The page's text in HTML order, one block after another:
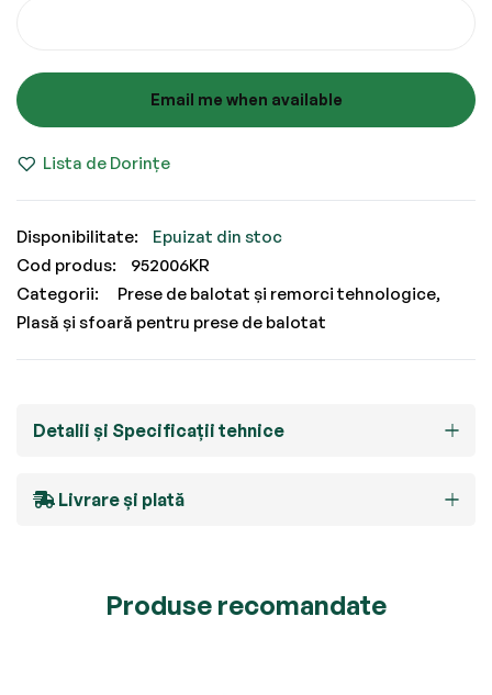
Email me when available
Lista de Dorințe
Epuizat din stoc
Cod produs
952006KR
Categorii:
Prese de balotat și remorci tehnologice
Plasă și sfoară pentru prese de balotat
Detalii și Specificații tehnice
Livrare și plată
Produse recomandate